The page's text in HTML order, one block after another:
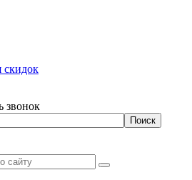
скидок
звонок